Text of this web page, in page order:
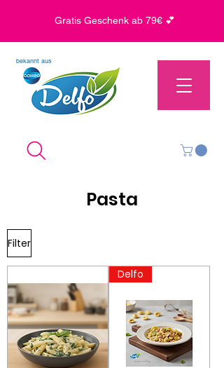
Gratis Geschenk ab 79€ 💕
bekannt aus
Pasta
Filter
Delfo